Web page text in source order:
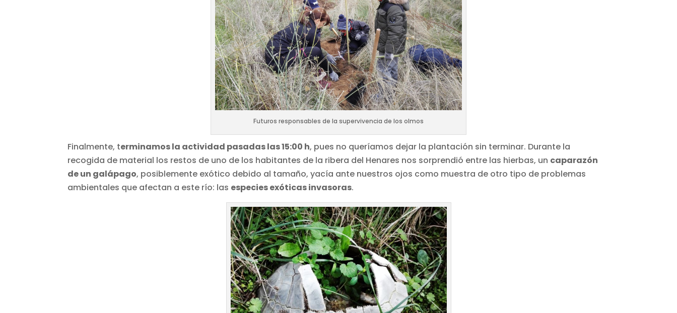
Futuros responsables de la supervivencia de los olmos
Finalmente, terminamos la actividad pasadas las 15:00 h, pues no queríamos dejar la plantación sin terminar. Durante la
recogida de material los restos de uno de los habitantes de la ribera del Henares nos sorprendió entre las hierbas, un caparazón
de un galápago, posiblemente exótico debido al tamaño, yacía ante nuestros ojos como muestra de otro tipo de problemas
ambientales que afectan a este río: las especies exóticas invasoras.